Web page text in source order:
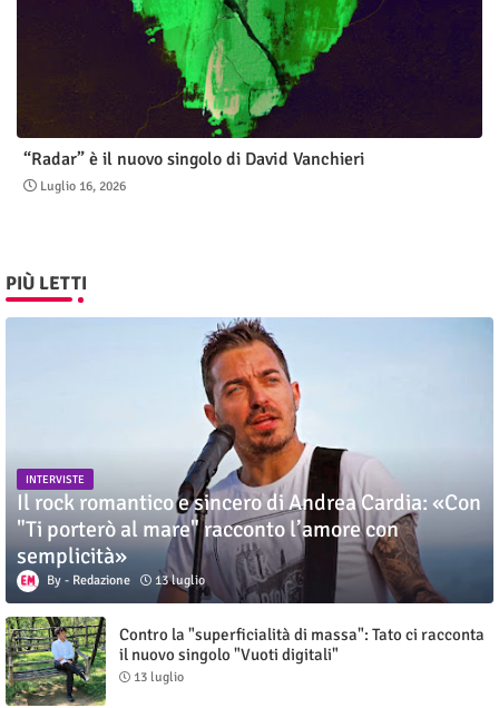
“Radar” è il nuovo singolo di David Vanchieri
Luglio 16, 2026
PIÙ LETTI
INTERVISTE
Il rock romantico e sincero di Andrea Cardia: «Con
"Ti porterò al mare" racconto l’amore con
semplicità»
Redazione 13 luglio
Contro la "superficialità di massa": Tato ci racconta
il nuovo singolo "Vuoti digitali"
13 luglio